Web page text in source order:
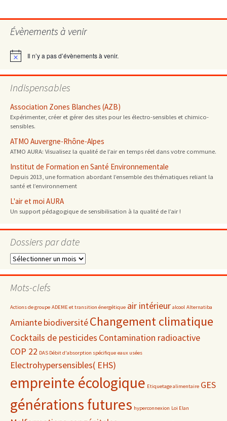
des
articles
Évènements à venir
Notice Il n’y a pas d’évènements à venir.
Indispensables
Association Zones Blanches (AZB)
Expérimenter, créer et gérer des sites pour les électro-sensibles et chimico-
sensibles.
ATMO Auvergne-Rhône-Alpes
ATMO AURA: Visualisez la qualité de l’air en temps réel dans votre commune.
Institut de Formation en Santé Environnementale
Depuis 2013, une formation abordant l’ensemble des thématiques reliant la
santé et l’environnement
L'air et moi AURA
Un support pédagogique de sensibilisation à la qualité de l’air !
Dossiers par date
Dossiers
date
Mots-clefs
Actions de groupe ADEME et transition énergétique air intérieur alcool Alternatiba
AmiantebiodiversitéChangement climatique
Cocktails de pesticides Contamination radioactive
COP 22 DAS Débit d'absorption spécifique eaux usées
Electrohypersensibles( EHS)
empreinte écologique Etiquetage alimentaire GES
générations futures hyperconnexion Loi Elan